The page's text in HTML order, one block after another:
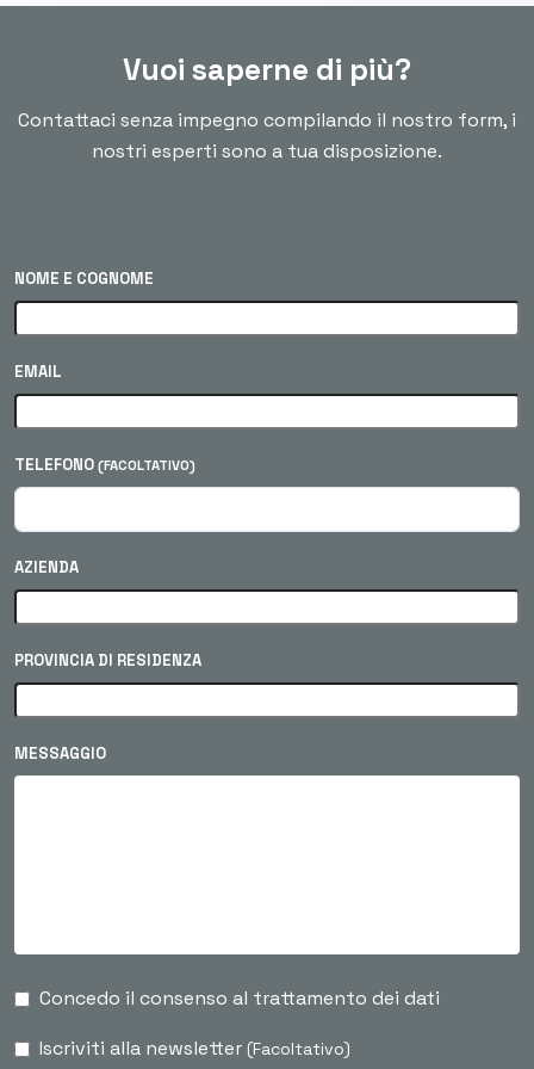
Vuoi saperne di più?
Contattaci senza impegno compilando il nostro form, i
nostri esperti sono a tua disposizione.
NOME E COGNOME
EMAIL
TELEFONO (FACOLTATIVO)
AZIENDA
PROVINCIA DI RESIDENZA
MESSAGGIO
Concedo il consenso al trattamento dei dati
Iscriviti alla newsletter (Facoltativo)